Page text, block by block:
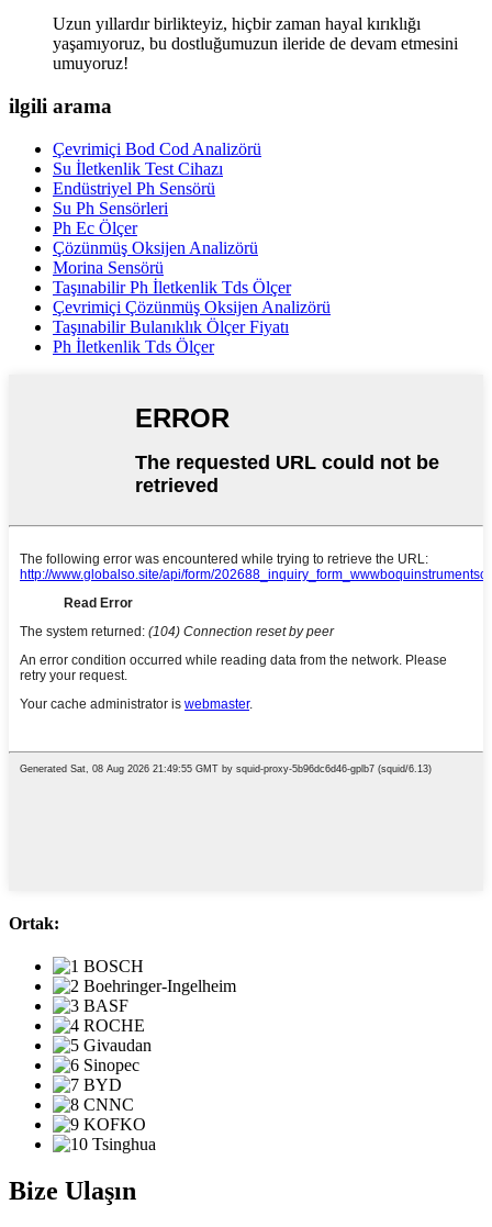
Uzun yıllardır birlikteyiz, hiçbir zaman hayal kırıklığı
yaşamıyoruz, bu dostluğumuzun ileride de devam etmesini
umuyoruz!
ilgili arama
Çevrimiçi Bod Cod Analizörü
Su İletkenlik Test Cihazı
Endüstriyel Ph Sensörü
Su Ph Sensörleri
Ph Ec Ölçer
Çözünmüş Oksijen Analizörü
Morina Sensörü
Taşınabilir Ph İletkenlik Tds Ölçer
Çevrimiçi Çözünmüş Oksijen Analizörü
Taşınabilir Bulanıklık Ölçer Fiyatı
Ph İletkenlik Tds Ölçer
Ortak:
Bize Ulaşın